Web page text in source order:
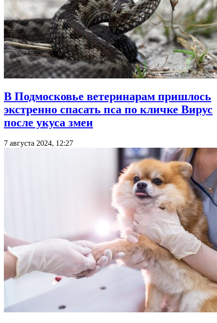
В Подмосковье ветеринарам пришлось
экстренно спасать пса по кличке Вирус
после укуса змеи
7 августа 2024, 12:27